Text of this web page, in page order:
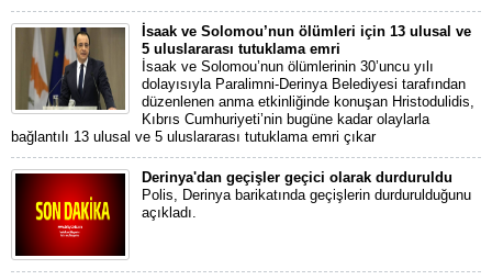
İsaak ve Solomou’nun ölümleri için 13 ulusal ve
5 uluslararası tutuklama emri
İsaak ve Solomou’nun ölümlerinin 30’uncu yılı
dolayısıyla Paralimni-Derinya Belediyesi tarafından
düzenlenen anma etkinliğinde konuşan Hristodulidis,
Kıbrıs Cumhuriyeti’nin bugüne kadar olaylarla
bağlantılı 13 ulusal ve 5 uluslararası tutuklama emri çıkar
Derinya'dan geçişler geçici olarak durduruldu
Polis, Derinya barikatında geçişlerin durdurulduğunu
açıkladı.